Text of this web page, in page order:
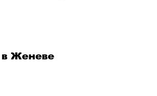
Русская Швейцария
в Женеве